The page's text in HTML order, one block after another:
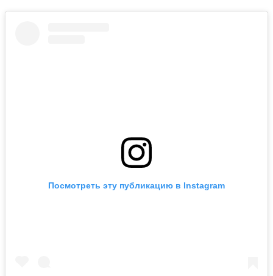
Посмотреть эту публикацию в Instagram